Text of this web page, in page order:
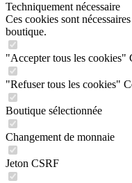
Techniquement nécessaire
Ces cookies sont
boutique.
"Accepter tous les cookies"
"Refuser tous les cookies"
Boutique sélectionnée
Changement de monnaie
Jeton CSRF